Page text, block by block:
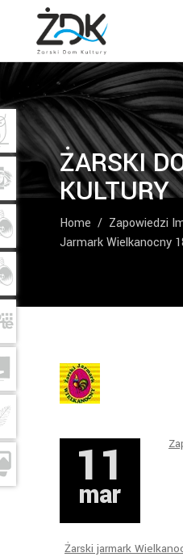
ŻARSKI
KULTURY
Home / Zapowiedzi
Jarmark Wielkanocny
11
mar
Żarski jarmark